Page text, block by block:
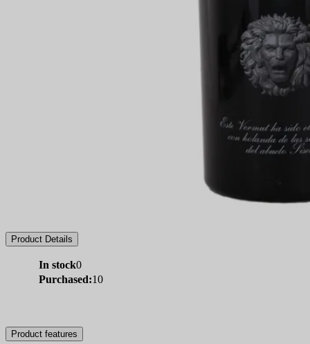
Product Details
In stock0
Purchased:10
Product features